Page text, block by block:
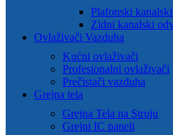
Plafonski
Zidni kanalski
Ovlaživači Vazduha
Kućni ovlaživači
Profesionalni ovlaživači
Prečistači vazduha
Grejna tela
Grejna Tela na Struju
Grejni IC paneli